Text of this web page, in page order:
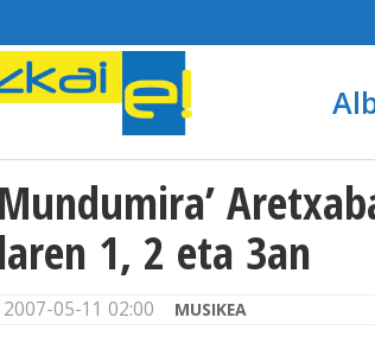
1, 2 eta 3an
2007-05-11 02:00 MUSIKEA